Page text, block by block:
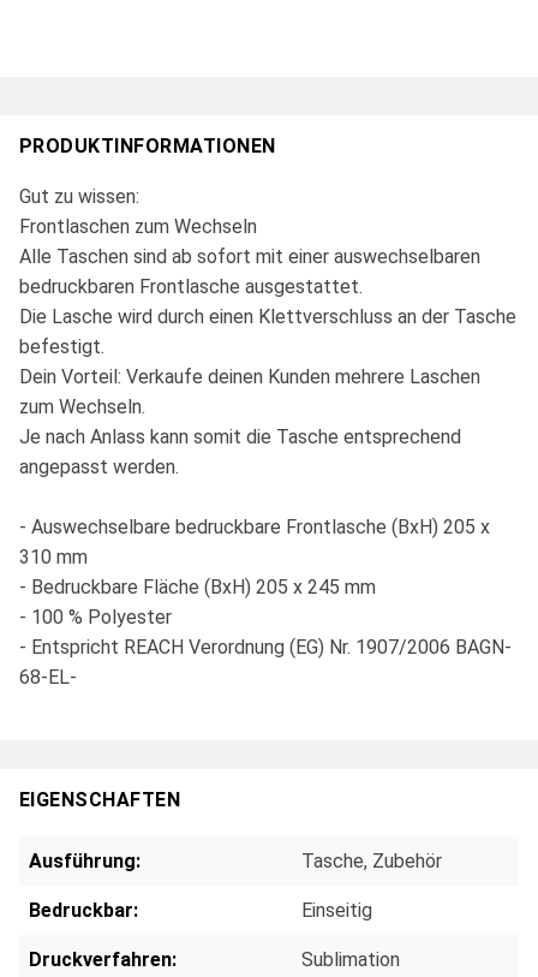
PRODUKTINFORMATIONEN
Gut zu wissen:
Frontlaschen zum Wechseln
Alle Taschen sind ab sofort mit einer auswechselbaren
bedruckbaren Frontlasche ausgestattet.
Die Lasche wird durch einen Klettverschluss an der Tasche
befestigt.
Dein Vorteil: Verkaufe deinen Kunden mehrere Laschen
zum Wechseln.
Je nach Anlass kann somit die Tasche entsprechend
angepasst werden.
- Auswechselbare bedruckbare Frontlasche (BxH) 205 x
310 mm
- Bedruckbare Fläche (BxH) 205 x 245 mm
- 100 % Polyester
- Entspricht REACH Verordnung (EG) Nr. 1907/2006 BAGN-
68-EL-
EIGENSCHAFTEN
Ausführung: Tasche, Zubehör
Bedruckbar: Einseitig
Druckverfahren: Sublimation